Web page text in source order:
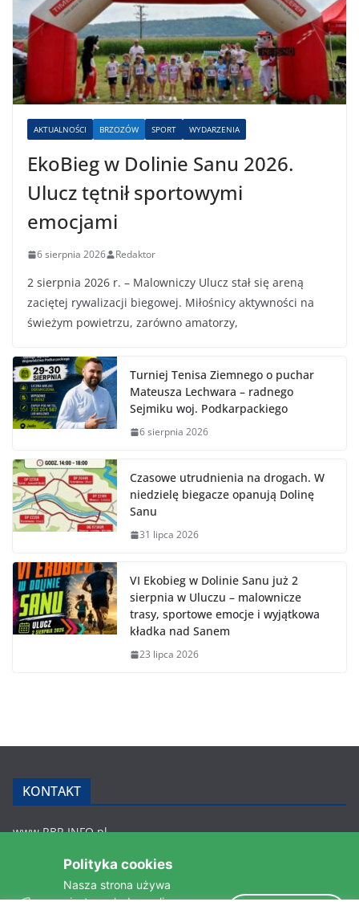
AKTUALNOŚCI BRZOZÓW SPORT WYDARZENIA
EkoBieg w Dolinie Sanu 2026.
Ulucz tętnił sportowymi
emocjami
6 sierpnia 2026 Redaktor
2 sierpnia 2026 r. – Malowniczy Ulucz stał się areną
zaciętej rywalizacji biegowej. Miłośnicy aktywności na
świeżym powietrzu, zarówno amatorzy,
Turniej Tenisa Ziemnego o puchar
Mateusza Lechwara – radnego
Sejmiku woj. Podkarpackiego
6 sierpnia 2026
Czasowe utrudnienia na drogach. W
niedzielę biegacze opanują Dolinę
Sanu
31 lipca 2026
VI Ekobieg w Dolinie Sanu już 2
sierpnia w Uluczu – malownicze
trasy, sportowe emocje i wyjątkowa
kładka nad Sanem
23 lipca 2026
KONTAKT
www.RBR.INFO.pl
36-200 Brzozów
rbr.info.pl@gmail.com
Polityka cookies
Nasza strona używa
ciasteczek do analizy